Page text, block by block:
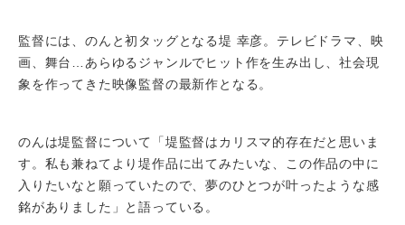
監督には、のんと初タッグとなる堤 幸彦。テレビドラマ、映
画、舞台…あらゆるジャンルでヒット作を生み出し、社会現
象を作ってきた映像監督の最新作となる。
のんは堤監督について「堤監督はカリスマ的存在だと思いま
す。私も兼ねてより堤作品に出てみたいな、この作品の中に
入りたいなと願っていたので、夢のひとつが叶ったような感
銘がありました」と語っている。